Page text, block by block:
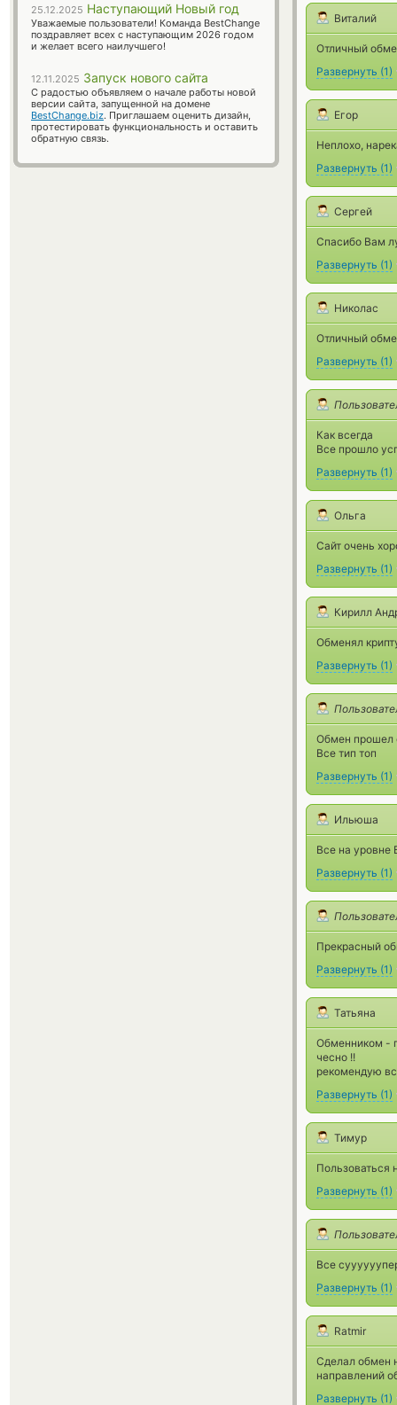
Виталий
Отличный
Развернуть (1)
Егор
Неплохо,
Развернуть (1)
Сергей
Спасибо Вам
Развернуть (1)
Николас
Отличный
Развернуть (1)
Как всегда
Все прошло
Развернуть (1)
Ольга
Сайт очень
Развернуть (1)
Кирилл
Обменял
Развернуть (1)
Обмен прошел
Все тип топ
Развернуть (1)
Ильюша
Все на уровне
Развернуть (1)
Прекрасный
Развернуть (1)
Татьяна
Обменником -
чесно !!
рекомендую
Развернуть (1)
Тимур
Пользоваться
Развернуть (1)
Все
Развернуть (1)
Ratmir
Сделал обмен
направлений
Развернуть (1)
25.12.2025 Наступающий Новый год
Уважаемые пользователи! Команда BestChange
поздравляет всех с наступающим 2026 годом
и желает всего наилучшего!
12.11.2025 Запуск нового сайта
С радостью объявляем о начале работы новой
версии сайта, запущенной на домене
BestChange.biz. Приглашаем оценить дизайн,
протестировать функциональность и оставить
обратную связь.